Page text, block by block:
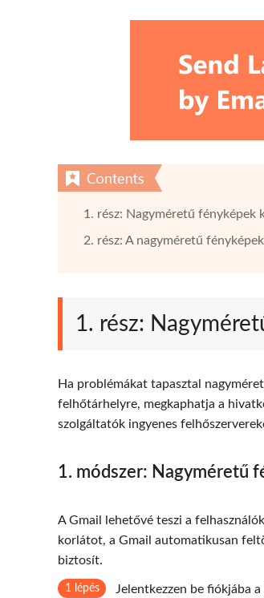
1. rész: Nagyméretű fényképek
2. rész: A nagyméretű
1. rész:
Ha problémákat tapasztal
felhőtárhelyre, megkaphatja a
szolgáltatók ingyenes
1. módszer: Nagyméretű
A Gmail lehetővé teszi a
korlátot, a Gmail automatikusan
biztosít.
1 lépés Jelentkezzen be fiókjába